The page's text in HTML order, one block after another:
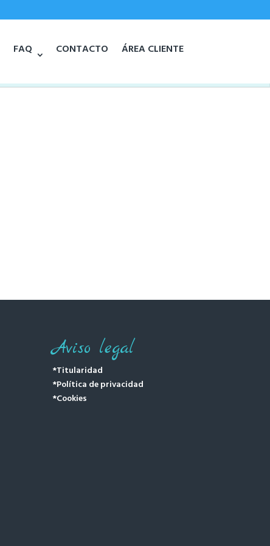
FAQ CONTACTO ÁREA CLIENTE
Aviso legal
*Titularidad
*Política de privacidad
*Cookies